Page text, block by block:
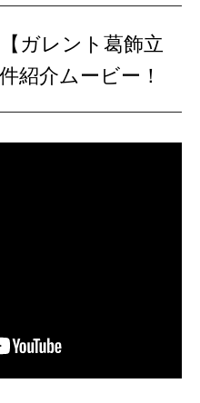
ガレント葛飾立
紹介ムービー！